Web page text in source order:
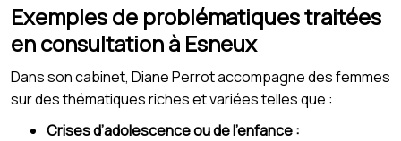
Exemples de problématiques traitées
en consultation à Esneux
Dans son cabinet, Diane Perrot accompagne des femmes
sur des thématiques riches et variées telles que :
Crises d’adolescence ou de l’enfance :